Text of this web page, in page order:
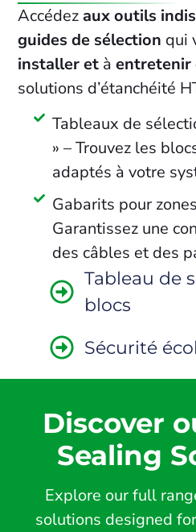
Accédez aux outils
guides de sélection qui
installer et àentretenir
solutions d’étanchéité
Tableaux de
» – Trouvez les
adaptés à votre
Gabarits pour
Garantissez une
des câbles et des
Tableau de
blocs
Sécurité
Discover
Sealing
Explore our full
solutions designed